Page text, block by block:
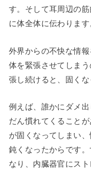
す。そして耳周辺の
に体全体に伝わります
外界からの不快な情
体を緊張させてしま
張し続けると、固く
例えば、誰かにダメ
だん慣れてくること
が固くなってしまい
鈍くなったからです
なり、内臓器官にスト